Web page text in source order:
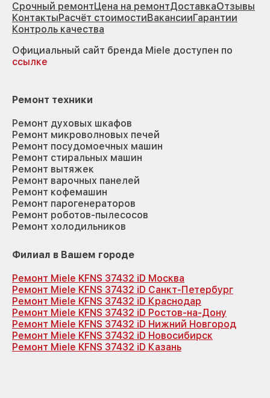
Срочный ремонтЦена на ремонтДоставкаОтзывы
КонтактыРасчёт стоимостиВакансииГарантии
Контроль качества
Официальный сайт бренда Miele доступен по
ссылке
Ремонт техники
Ремонт духовых шкафов
Ремонт микроволновых печей
Ремонт посудомоечных машин
Ремонт стиральных машин
Ремонт вытяжек
Ремонт варочных панелей
Ремонт кофемашин
Ремонт парогенераторов
Ремонт роботов-пылесосов
Ремонт холодильников
Филиал в Вашем городе
Ремонт Miele KFNS 37432 iD Москва
Ремонт Miele KFNS 37432 iD Санкт-Петербург
Ремонт Miele KFNS 37432 iD Краснодар
Ремонт Miele KFNS 37432 iD Ростов-на-Дону
Ремонт Miele KFNS 37432 iD Нижний Новгород
Ремонт Miele KFNS 37432 iD Новосибирск
Ремонт Miele KFNS 37432 iD Казань